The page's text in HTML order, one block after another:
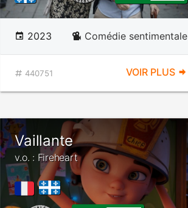
2023 Comédie sentimentale
440751 VOIR PLUS
Vaillante
v.o. : Fireheart